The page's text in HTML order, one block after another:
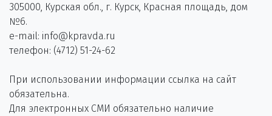
305000, Курская обл., г. Курск, Красная площадь, дом
№6.
e-mail: info@kpravda.ru
телефон: (4712) 51-24-62
При использовании информации ссылка на сайт
обязательна.
Для электронных СМИ обязательно наличие